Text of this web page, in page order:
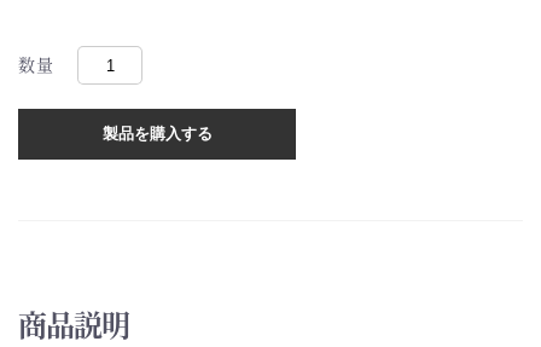
数量
商品説明